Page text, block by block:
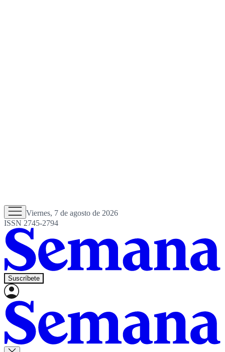
Viernes, 7 de agosto de 2026
ISSN 2745-2794
Suscríbete